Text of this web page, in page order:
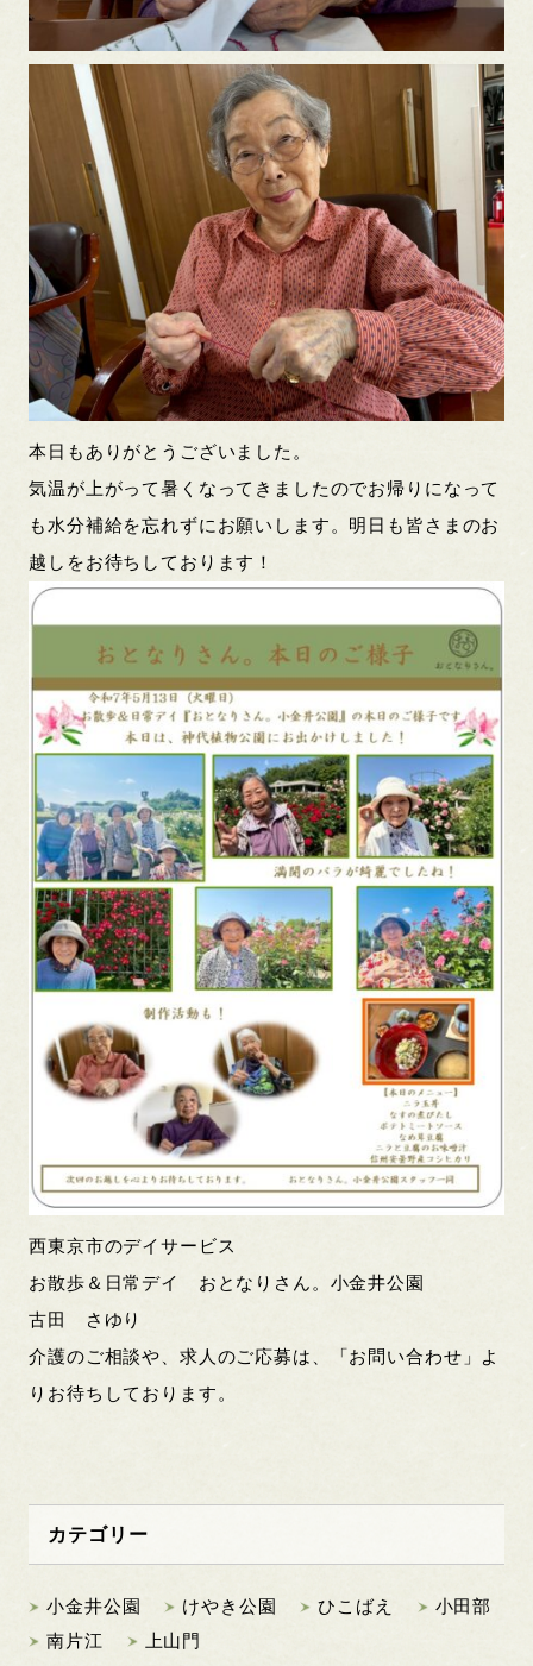
本日もありがとうございました。
気温が上がって暑くなってきましたのでお帰りになって
も水分補給を忘れずにお願いします。明日も皆さまのお
越しをお待ちしております！
西東京市のデイサービス
お散歩＆日常デイ おとなりさん。小金井公園
古田 さゆり
介護のご相談や、求人のご応募は、「お問い合わせ」よ
りお待ちしております。
カテゴリー
小金井公園 けやき公園 ひこばえ
小田部
南片江
上山門